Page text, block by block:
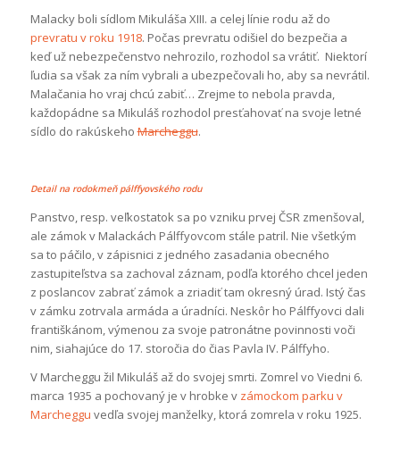
Malacky boli sídlom Mikuláša XIII. a celej línie rodu až do
prevratu v roku 1918. Počas prevratu odišiel do bezpečia a
keď už nebezpečenstvo nehrozilo, rozhodol sa vrátiť. Niektorí
ľudia sa však za ním vybrali a ubezpečovali ho, aby sa nevrátil.
Malačania ho vraj chcú zabiť… Zrejme to nebola pravda,
každopádne sa Mikuláš rozhodol presťahovať na svoje letné
sídlo do rakúskehoMarcheggu.
Detail na rodokmeň pálffyovského rodu
Panstvo, resp. veľkostatok sa po vzniku prvej ČSR zmenšoval,
ale zámok v Malackách Pálffyovcom stále patril. Nie všetkým
sa to páčilo, v zápisnici z jedného zasadania obecného
zastupiteľstva sa zachoval záznam, podľa ktorého chcel jeden
z poslancov zabrať zámok a zriadiť tam okresný úrad. Istý čas
v zámku zotrvala armáda a úradníci. Neskôr ho Pálffyovci dali
františkánom, výmenou za svoje patronátne povinnosti voči
nim, siahajúce do 17. storočia do čias Pavla IV. Pálffyho.
V Marcheggu žil Mikuláš až do svojej smrti. Zomrel vo Viedni 6.
marca 1935 a pochovaný je v hrobke v zámockom parku v
Marcheggu vedľa svojej manželky, ktorá zomrela v roku 1925.